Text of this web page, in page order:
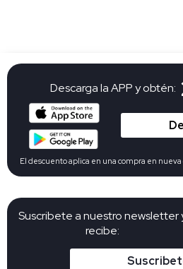
Suscribete a nuestro newsletter
recibe:
Descarga la APP y obtén:
El descuento aplica en una compra en nueva